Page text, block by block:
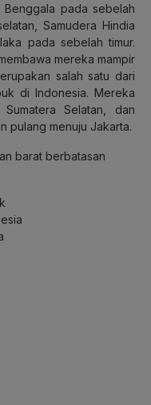
pada sebelah
Samudera Hindia
pada sebelah timur.
mereka mampir
salah satu dari
di Indonesia. Mereka
Selatan, dan
pulang menuju Jakarta.
barat berbatasan